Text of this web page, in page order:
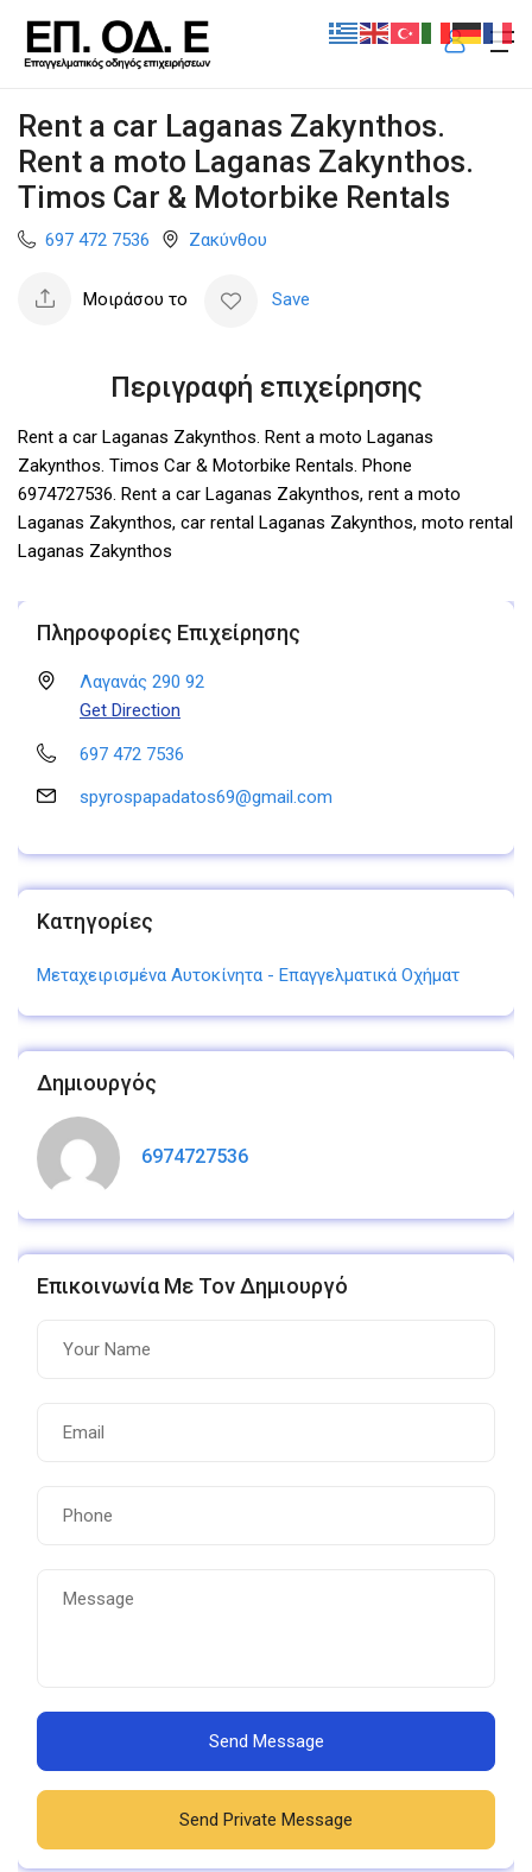
Rent a car Laganas Zakynthos.
Rent a moto Laganas Zakynthos.
Timos Car & Motorbike Rentals
697 472 7536 Ζακύνθου
Μοιράσου το Save
Περιγραφή επιχείρησης
Rent a car Laganas Zakynthos. Rent a moto Laganas
Zakynthos. Timos Car & Motorbike Rentals. Phone
6974727536. Rent a car Laganas Zakynthos, rent a moto
Laganas Zakynthos, car rental Laganas Zakynthos, moto rental
Laganas Zakynthos
Πληροφορίες Επιχείρησης
Λαγανάς 290 92
Get Direction
697 472 7536
spyrospapadatos69@gmail.com
Κατηγορίες
Μεταχειρισμένα Αυτοκίνητα - Επαγγελματικά Οχήματ
Δημιουργός
6974727536
Επικοινωνία Με Τον Δημιουργό
Send Message
Send Private Message